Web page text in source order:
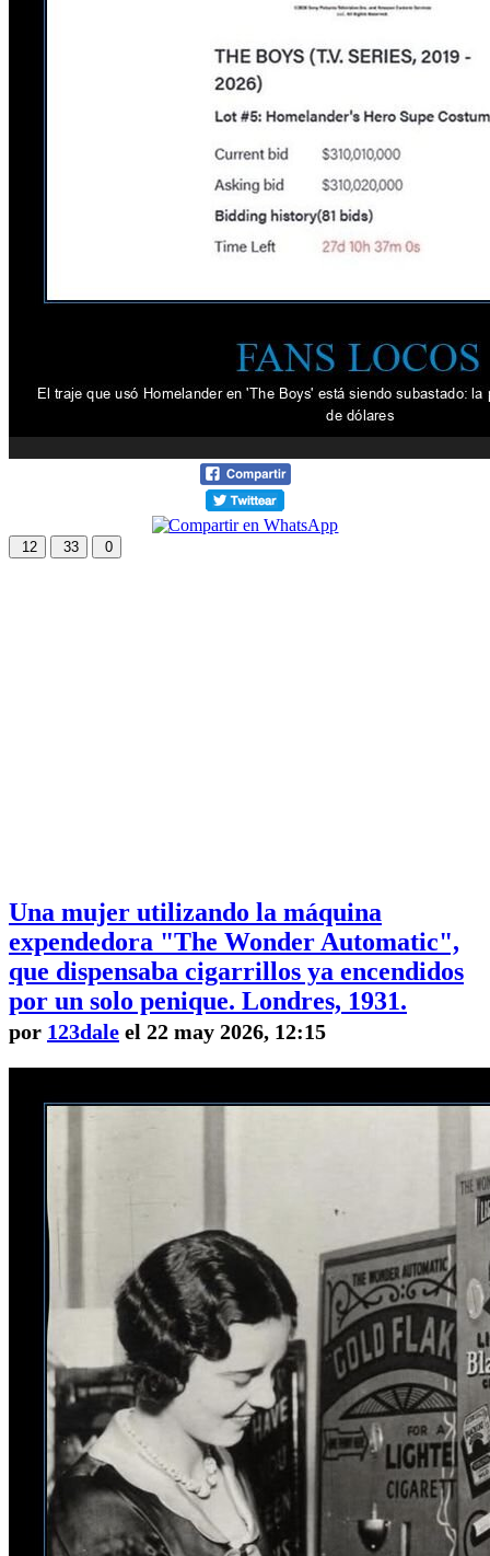
12 33 0
Una mujer utilizando la máquina
expendedora "The Wonder Automatic",
que dispensaba cigarrillos ya encendidos
por un solo penique. Londres, 1931.
por 123dale el 22 may 2026, 12:15